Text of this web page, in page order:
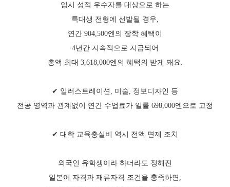
입시 성적 우수자를 대상으로 하는
특대생 전형에 선발될 경우,
연간 904,500엔의 장학 혜택이
4년간 지속적으로 지급되어
총액 최대 3,618,000엔의 혜택의 받게 돼요.
✔ 일러스트레이션, 미술, 정보디자인 등
전공 영역과 관계없이 연간 수업료가 일률 698,000엔으로 고정
✔ 대학 교육충실비 역시 전액 면제 조치
외국인 유학생이라 하더라도 정해진
일본어 자격과 재류자격 조건을 충족하면,